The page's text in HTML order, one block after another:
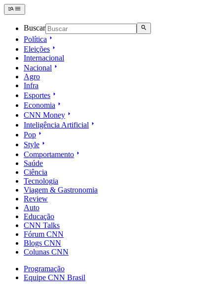
Buscar
Política
Eleições
Internacional
Nacional
Agro
Infra
Esportes
Economia
CNN Money
Inteligência Artificial
Pop
Style
Comportamento
Saúde
Ciência
Tecnologia
Viagem & Gastronomia
Review
Auto
Educação
CNN Talks
Fórum CNN
Blogs CNN
Colunas CNN
Programação
Equipe CNN Brasil